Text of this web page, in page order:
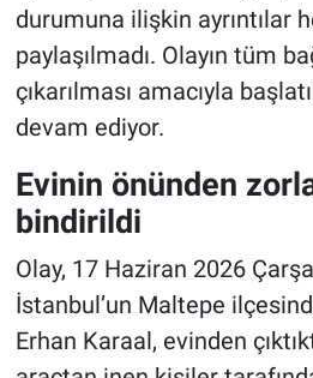
durumuna ilişkin ayrıntılar
paylaşılmadı. Olayın tüm
çıkarılması amacıyla
devam ediyor.
Evinin önünden
bindirildi
Olay, 17 Haziran 2026
İstanbul’un Maltepe
Erhan Karaal, evinden